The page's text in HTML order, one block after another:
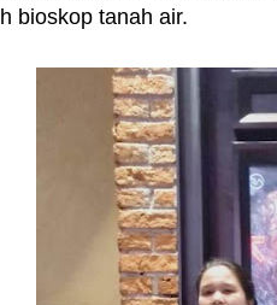
bioskop tanah air.